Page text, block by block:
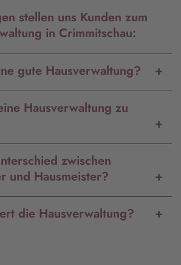
stellen uns Kunden zum
in Crimmitschau:
gute Hausverwaltung?
Hausverwaltung zu
zwischen
und Hausmeister?
die Hausverwaltung?